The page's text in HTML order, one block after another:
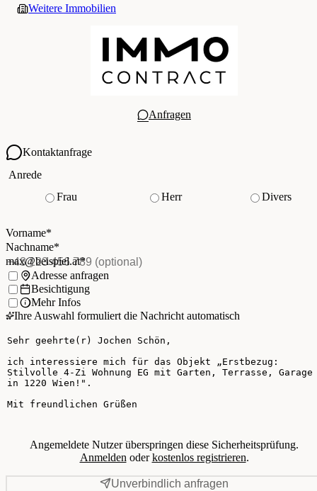
Weitere Immobilien
Anfragen
Kontaktanfrage
Ihre Kontaktdaten
Anrede
Frau
Herr
Divers
Vorname*
Nachname
Nachname*
E-Mail*(Pflichtfeld)
max@beispiel.at*
Telefon(optional)
Ich möchte:Adresse anfragen
Besichtigung
Mehr Infos
Ihre Auswahl formuliert die Nachricht automatisch
Ihre Nachricht
Angemeldete Nutzer überspringen diese Sicherheitsprüfung.
Anmelden oderkostenlos registrieren.
Unverbindlich anfragen